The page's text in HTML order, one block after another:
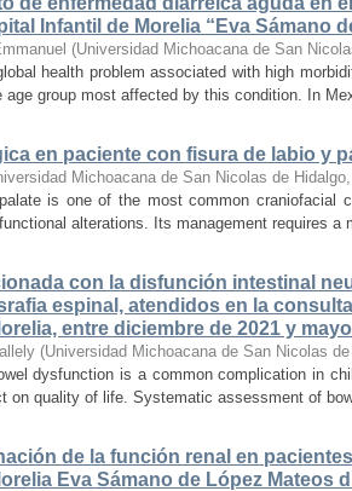
Infantil de Morelia “Eva Sámano
(Universidad Michoacana de San
health problem associated with high
age group most affected by this condition. In
en paciente con fisura de labio y
Michoacana de San Nicolas de Hidalgo
is one of the most common craniofacial
alterations. Its management requires a
con la disfunción intestinal
espinal, atendidos en la
entre diciembre de 2021 y
(Universidad Michoacana de San Nicolas
dysfunction is a common complication in
on quality of life. Systematic assessment of
de la función renal en
Eva Sámano de López Mateos